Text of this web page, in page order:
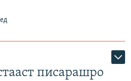
писарашро